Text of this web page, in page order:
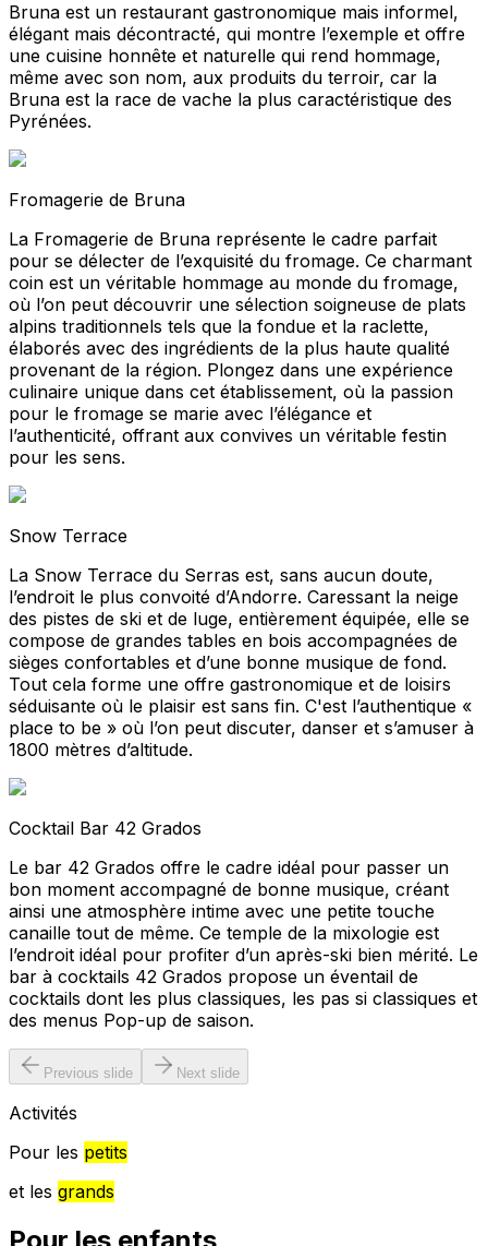
Bruna est un restaurant gastronomique mais informel,
élégant mais décontracté, qui montre l’exemple et offre
une cuisine honnête et naturelle qui rend hommage,
même avec son nom, aux produits du terroir, car la
Bruna est la race de vache la plus caractéristique des
Pyrénées.
Fromagerie de Bruna
La Fromagerie de Bruna représente le cadre parfait
pour se délecter de l’exquisité du fromage. Ce charmant
coin est un véritable hommage au monde du fromage,
où l’on peut découvrir une sélection soigneuse de plats
alpins traditionnels tels que la fondue et la raclette,
élaborés avec des ingrédients de la plus haute qualité
provenant de la région. Plongez dans une expérience
culinaire unique dans cet établissement, où la passion
pour le fromage se marie avec l’élégance et
l’authenticité, offrant aux convives un véritable festin
pour les sens.
Snow Terrace
La Snow Terrace du Serras est, sans aucun doute,
l’endroit le plus convoité d’Andorre. Caressant la neige
des pistes de ski et de luge, entièrement équipée, elle se
compose de grandes tables en bois accompagnées de
sièges confortables et d’une bonne musique de fond.
Tout cela forme une offre gastronomique et de loisirs
séduisante où le plaisir est sans fin. C'est l’authentique «
place to be » où l’on peut discuter, danser et s’amuser à
1800 mètres d’altitude.
Cocktail Bar 42 Grados
Le bar 42 Grados offre le cadre idéal pour passer un
bon moment accompagné de bonne musique, créant
ainsi une atmosphère intime avec une petite touche
canaille tout de même. Ce temple de la mixologie est
l’endroit idéal pour profiter d’un après-ski bien mérité. Le
bar à cocktails 42 Grados propose un éventail de
cocktails dont les plus classiques, les pas si classiques et
des menus Pop-up de saison.
Previous slide Next slide
Activités
Pour les petits
et les grands